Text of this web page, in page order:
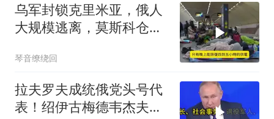
乌军封锁克里米亚，俄人
大规模逃离，莫斯科仓库
琴音缭绕回
拉夫罗夫成统俄党头号代
表！绍伊古梅德韦杰夫双